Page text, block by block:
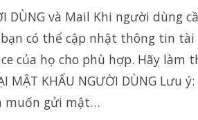
DÙNG và Mail Khi người dùng
có thể cập nhật thông tin tài
của họ cho phù hợp. Hãy làm
MẬT KHẨU NGƯỜI DÙNG Lưu ý:
muốn gửi mật…